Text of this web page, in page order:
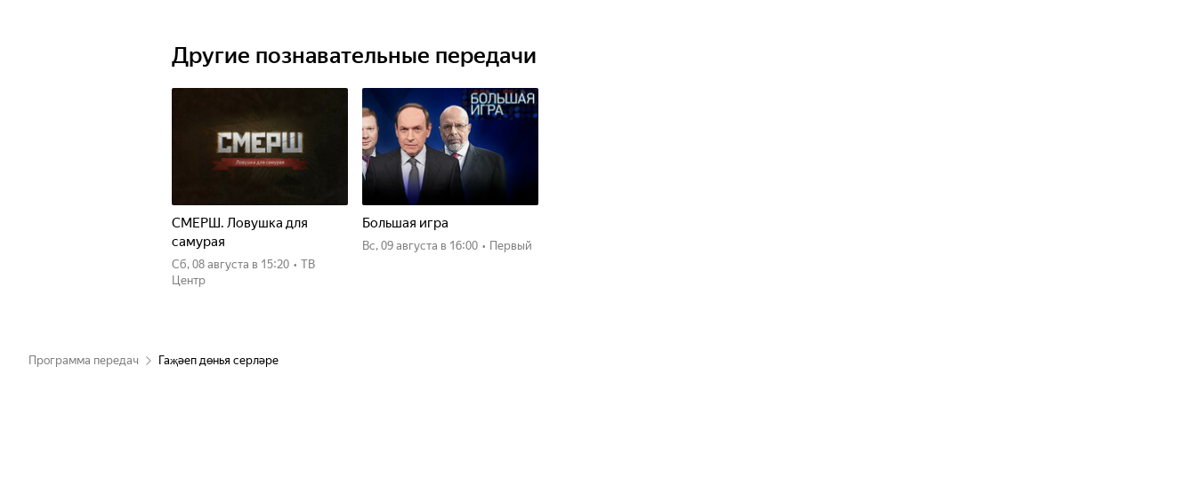
Другие познавательные передачи
СМЕРШ. Ловушка для
самурая
сб, 08 августа в 15:20 • ТВ
Центр
Большая игра
вс, 09 августа в 16:00 • Первый
Программа передач Гаҗәеп дөнья серләре